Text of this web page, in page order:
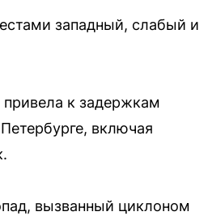
западный, слабый и
к задержкам
включая
вызванный циклоном